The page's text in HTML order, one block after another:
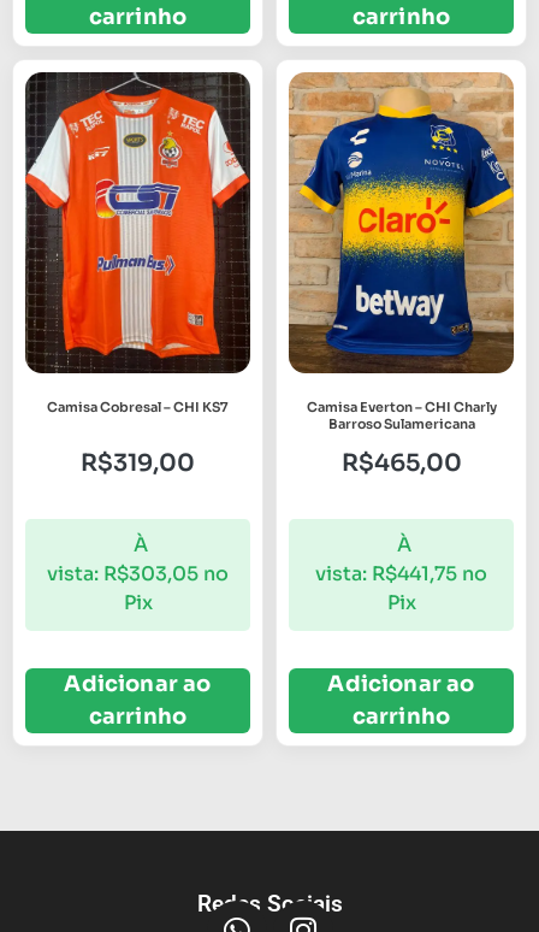
carrinho
carrinho
Camisa Cobresal – CHI KS7
R$319,00
À
vista: R$303,05 no
Pix
Adicionar ao
carrinho
Camisa Everton – CHI Charly
Barroso Sulamericana
R$465,00
À
vista: R$441,75 no
Pix
Adicionar ao
carrinho
Redes Sociais